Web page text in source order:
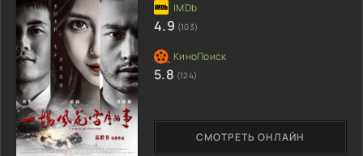
СМОТРЕТЬ ОНЛАЙН
4.9 (103)
5.8 (124)